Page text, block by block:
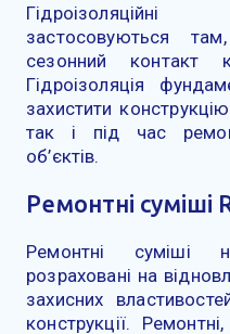
застосовуються
сезонний контакт
Гідроізоляція
захистити
так і під час
об’єктів.
Ремонтні суміші
Ремонтні суміші
розраховані на
захисних
конструкції.